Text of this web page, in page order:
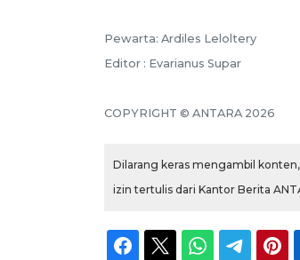
Pewarta: Ardiles Leloltery
Editor : Evarianus Supar
COPYRIGHT © ANTARA 2026
Dilarang keras mengambil
izin tertulis dari Kantor Berita